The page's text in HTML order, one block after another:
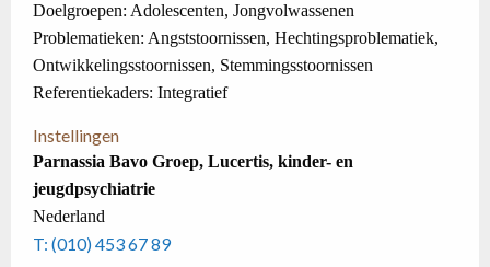
Doelgroepen: Adolescenten, Jongvolwassenen
Problematieken: Angststoornissen, Hechtingsproblematiek,
Ontwikkelingsstoornissen, Stemmingsstoornissen
Referentiekaders: Integratief
Instellingen
Parnassia Bavo Groep, Lucertis, kinder- en
jeugdpsychiatrie
Nederland
T: (010) 453 67 89